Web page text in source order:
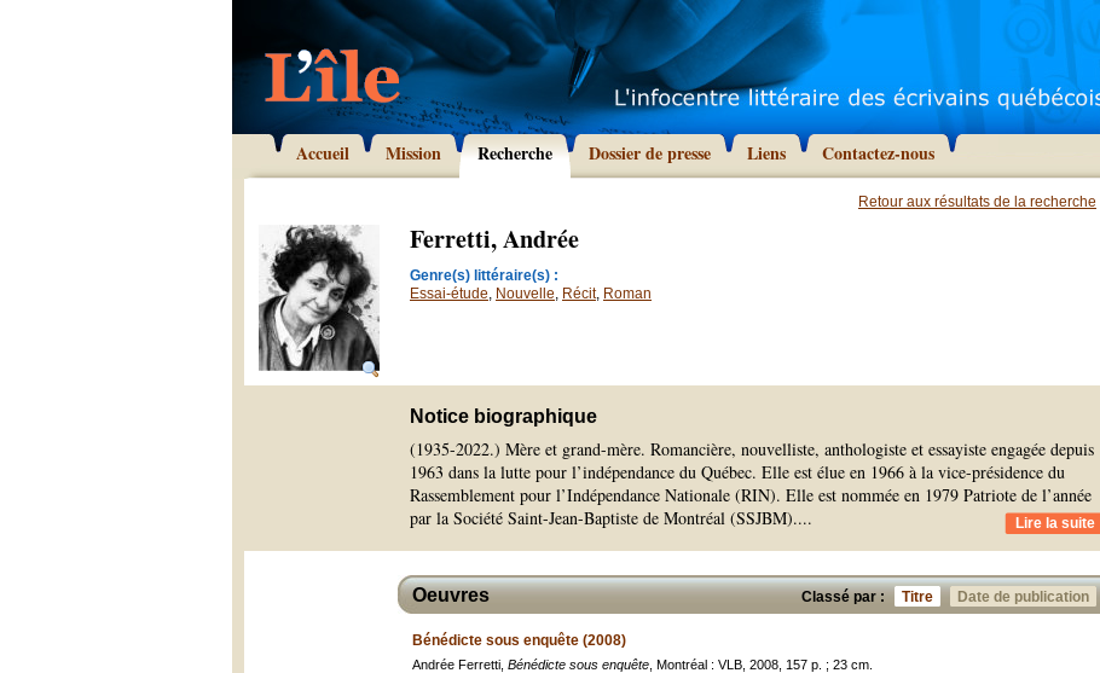
Accueil Mission Recherche Dossier de presse Liens Contactez-nous
Retour aux résultats de la recherche
Ferretti, Andrée
Genre(s) littéraire(s) :
Essai-étude, Nouvelle, Récit, Roman
Notice biographique
(1935-2022.) Mère et grand-mère. Romancière, nouvelliste, anthologiste et essayiste engagée depuis
1963 dans la lutte pour l’indépendance du Québec. Elle est élue en 1966 à la vice-présidence du
Rassemblement pour l’Indépendance Nationale (RIN). Elle est nommée en 1979 Patriote de l’année
par la Société Saint-Jean-Baptiste de Montréal (SSJBM).... Lire la suite
Classé par : Titre Date de publication
Oeuvres
Bénédicte sous enquête (2008)
Andrée Ferretti, Bénédicte sous enquête , Montréal : VLB, 2008, 157 p. ; 23 cm.